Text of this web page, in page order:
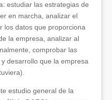
estudiar las estrategias de
en marcha, analizar el
los datos que proporciona
la empresa, analizar al
comprobar las
desarrollo que la empresa
estudio general de la